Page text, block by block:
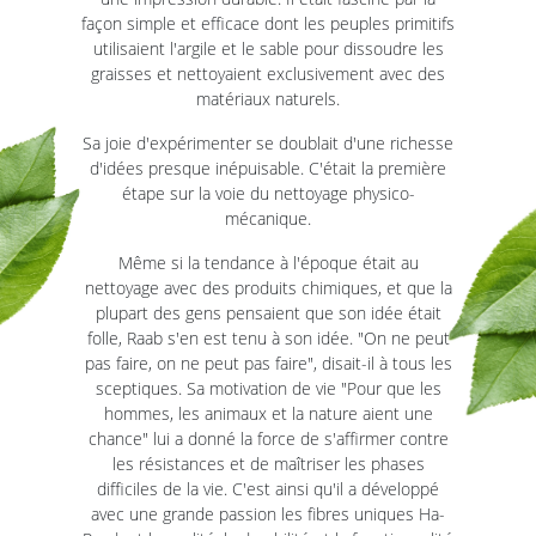
façon simple et efficace dont les peuples primitifs
utilisaient l'argile et le sable pour dissoudre les
graisses et nettoyaient exclusivement avec des
matériaux naturels.
Sa joie d'expérimenter se doublait d'une richesse
d'idées presque inépuisable. C'était la première
étape sur la voie du nettoyage physico-
mécanique.
Même si la tendance à l'époque était au
nettoyage avec des produits chimiques, et que la
plupart des gens pensaient que son idée était
folle, Raab s'en est tenu à son idée. "On ne peut
pas faire, on ne peut pas faire", disait-il à tous les
sceptiques. Sa motivation de vie "Pour que les
hommes, les animaux et la nature aient une
chance" lui a donné la force de s'affirmer contre
les résistances et de maîtriser les phases
difficiles de la vie. C'est ainsi qu'il a développé
avec une grande passion les fibres uniques Ha-